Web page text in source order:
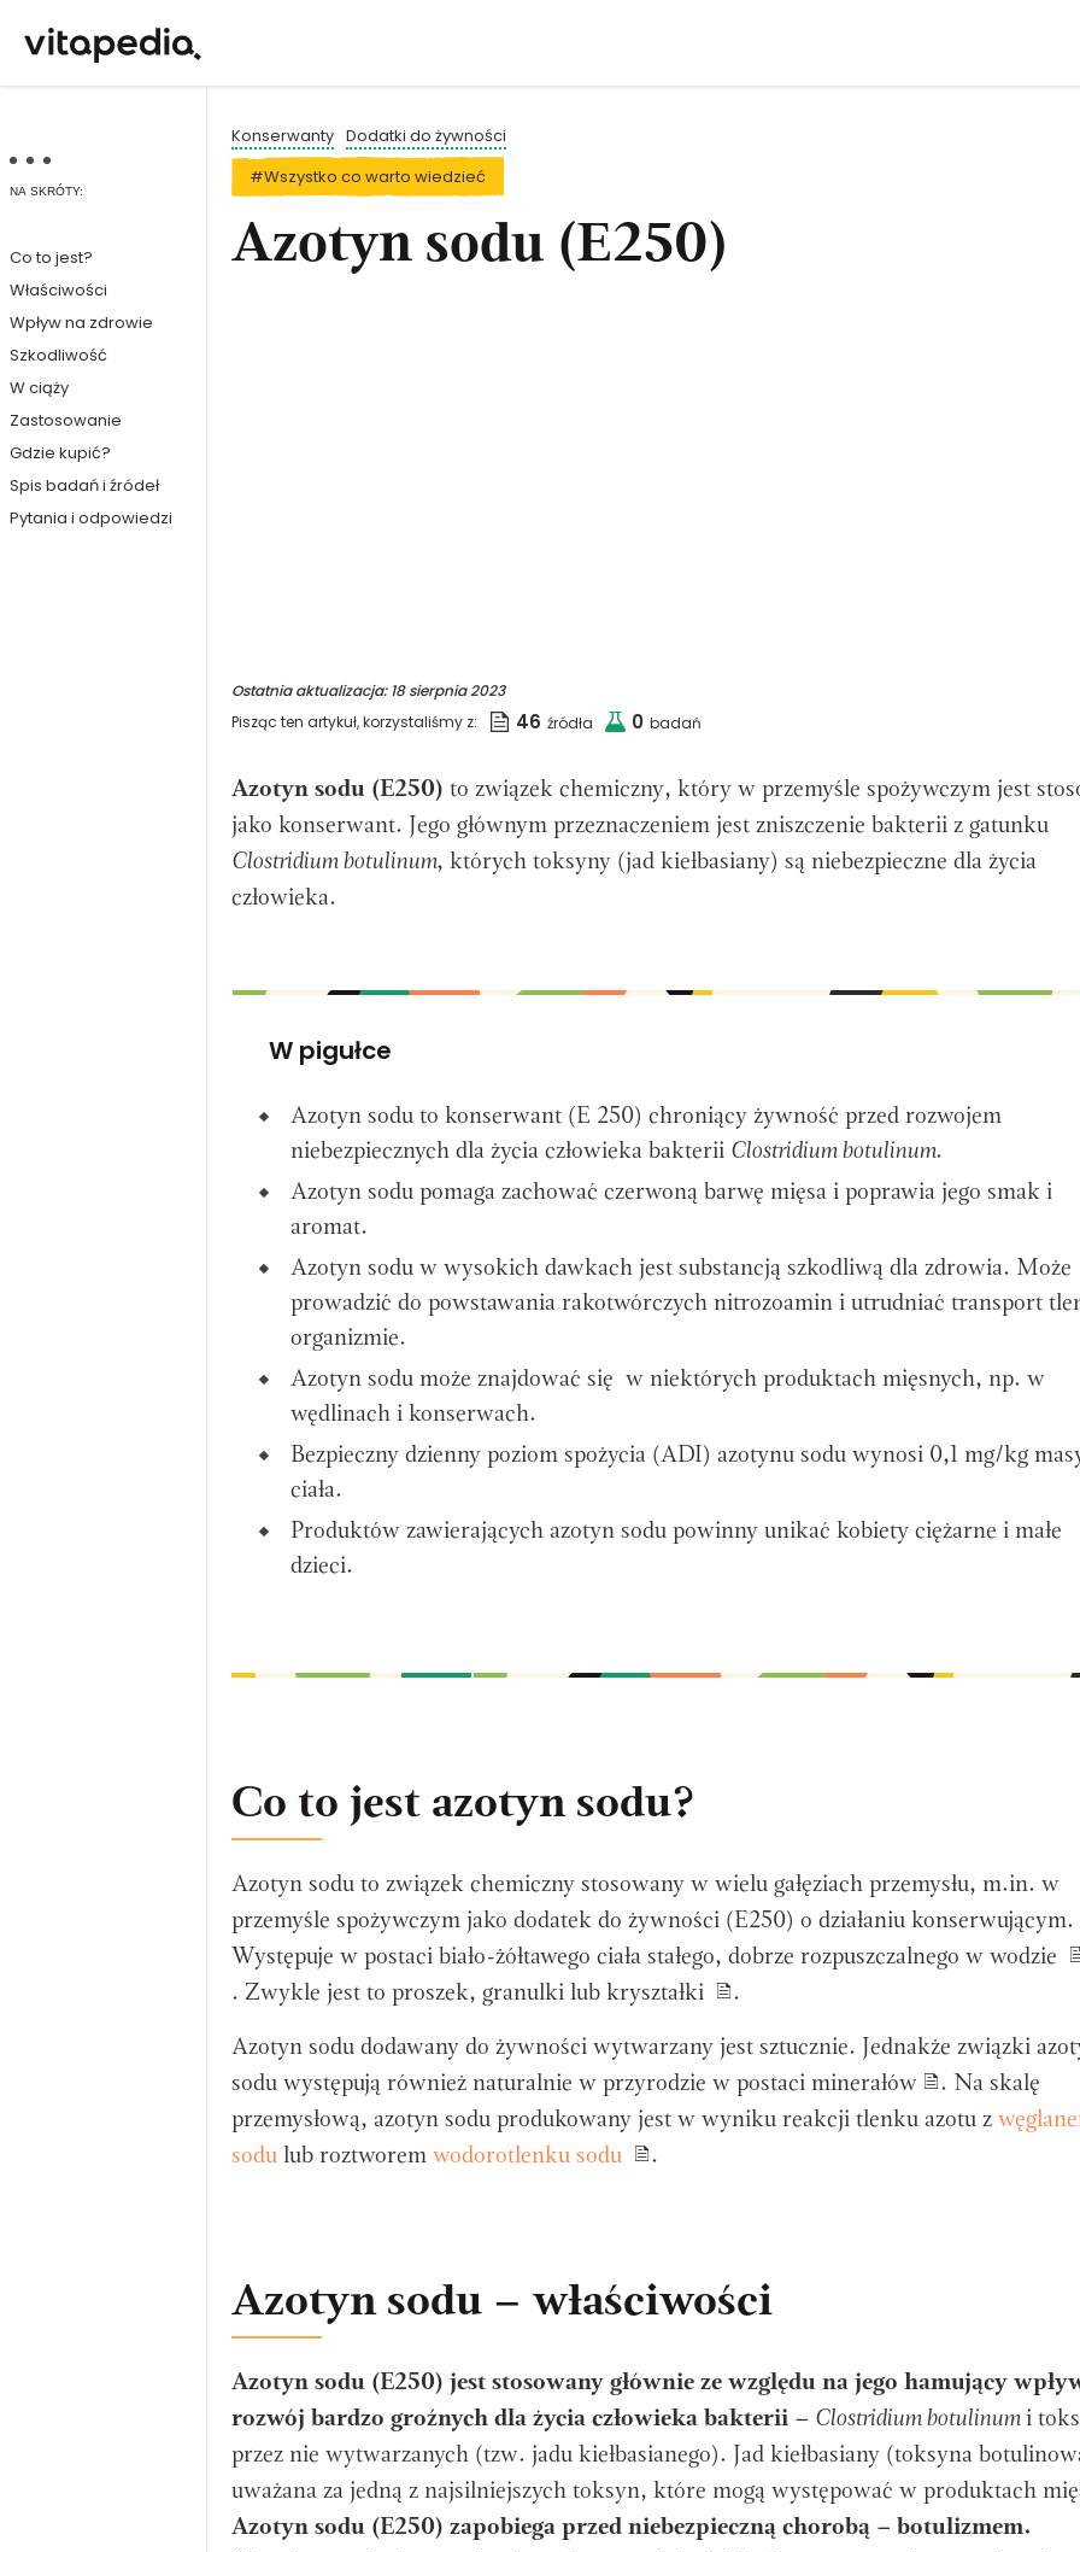
NA SKRÓTY:
Co to jest?
Właściwości
Wpływ na zdrowie
Szkodliwość
W ciąży
Zastosowanie
Gdzie kupić?
Spis badań i źródeł
Pytania i odpowiedzi
Konserwanty Dodatki do żywności
#Wszystko co warto wiedzieć
Azotyn sodu (E250)
Ostatnia aktualizacja:18 sierpnia 2023
Pisząc ten artykuł, korzystaliśmy z:
46 źródła 0 badań
Azotyn sodu (E250) to związek chemiczny, który w przemyśle spożywczym jest
jako konserwant. Jego głównym przeznaczeniem jest zniszczenie bakterii z gatunku
Clostridium botulinum, których toksyny (jad kiełbasiany) są niebezpieczne dla życia
człowieka.
W pigułce
Azotyn sodu to konserwant (E 250) chroniący żywność przed rozwojem
niebezpiecznych dla życia człowieka bakterii Clostridium botulinum.
Azotyn sodu pomaga zachować czerwoną barwę mięsa i poprawia jego smak i
aromat.
Azotyn sodu w wysokich dawkach jest substancją szkodliwą dla zdrowia. Może
prowadzić do powstawania rakotwórczych nitrozoamin i utrudniać transport
organizmie.
Azotyn sodu może znajdować się w niektórych produktach mięsnych, np. w
wędlinach i konserwach.
Bezpieczny dzienny poziom spożycia (ADI) azotynu sodu wynosi 0,1 mg/kg
ciała.
Produktów zawierających azotyn sodu powinny unikać kobiety ciężarne i małe
dzieci.
Co to jest azotyn sodu?
Azotyn sodu to związek chemiczny stosowany w wielu gałęziach przemysłu, m.in. w
przemyśle spożywczym jako dodatek do żywności (E250) o działaniu konserwującym.
Występuje w postaci biało-żółtawego ciała stałego, dobrze rozpuszczalnego w wodzie
. Zwykle jest to proszek, granulki lub kryształki
.
Azotyn sodu dodawany do żywności wytwarzany jest sztucznie. Jednakże związki
sodu występują również naturalnie w przyrodzie w postaci minerałów
. Na skalę
przemysłową, azotyn sodu produkowany jest w wyniku reakcji tlenku azotu z
sodu lub roztworem wodorotlenku sodu .
Azotyn sodu – właściwości
Azotyn sodu (E250) jest stosowany głównie ze względu na jego hamujący
rozwój bardzo groźnych dla życia człowieka bakterii – Clostridium botulinumi
przez nie wytwarzanych (tzw. jadu kiełbasianego). Jad kiełbasiany (toksyna
uważana za jedną z najsilniejszych toksyn, które mogą występować w produktach
Azotyn sodu (E250) zapobiega przed niebezpieczną chorobą – botulizmem.